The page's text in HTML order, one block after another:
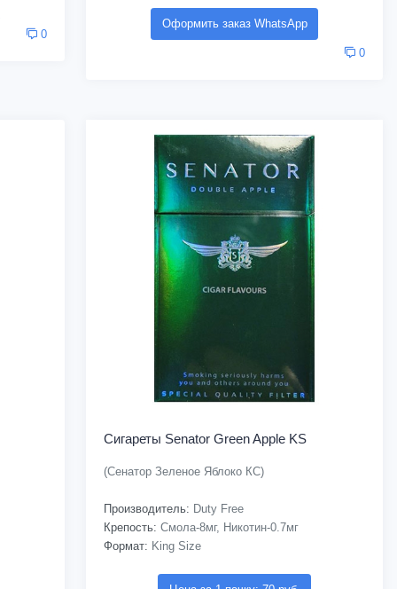
0
Оформить заказ WhatsApp
0
Сигареты Senator Green Apple KS
(Сенатор Зеленое Яблоко КС)
Производитель: Duty Free
Крепость: Смола-8мг, Никотин-0.7мг
Формат: King Size